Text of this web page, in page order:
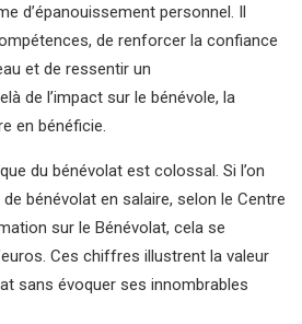
d’épanouissement personnel. Il
de renforcer la confiance
et de ressentir un
de l’impact sur le bénévole, la
en bénéficie.
du bénévolat est colossal. Si l’on
bénévolat en salaire, selon le Centre
sur le Bénévolat, cela se
Ces chiffres illustrent la valeur
sans évoquer ses innombrables